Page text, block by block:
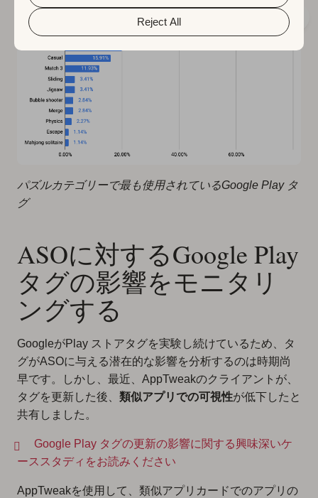
Reject All
パズルカテゴリーで最も使用されているGoogle Play タ
グ
ASOに対するGoogle Play
タグの影響をモニタリ
ングする
GoogleがPlay ストアタグを実験し続けているため、タ
グがASOに与える潜在的な影響を分析するのは時期尚
早です。しかし、最近、AppTweakのクライアントが、
タグを更新した後、 類似アプリでの可視性が低下したと
共有しました。
Google Play タグの更新の影響に関する興味深いケ
ーススタディをお読みください
AppTweakを使用して、類似アプリカードでのアプリの